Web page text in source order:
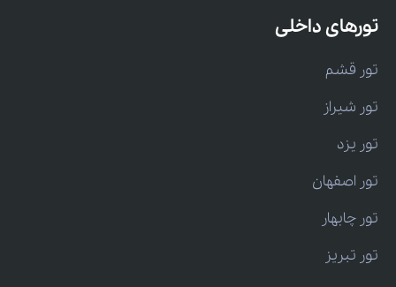
تورهای داخلی
تور قشم
تور شیراز
تور یزد
تور اصفهان
تور چابهار
تور تبریز